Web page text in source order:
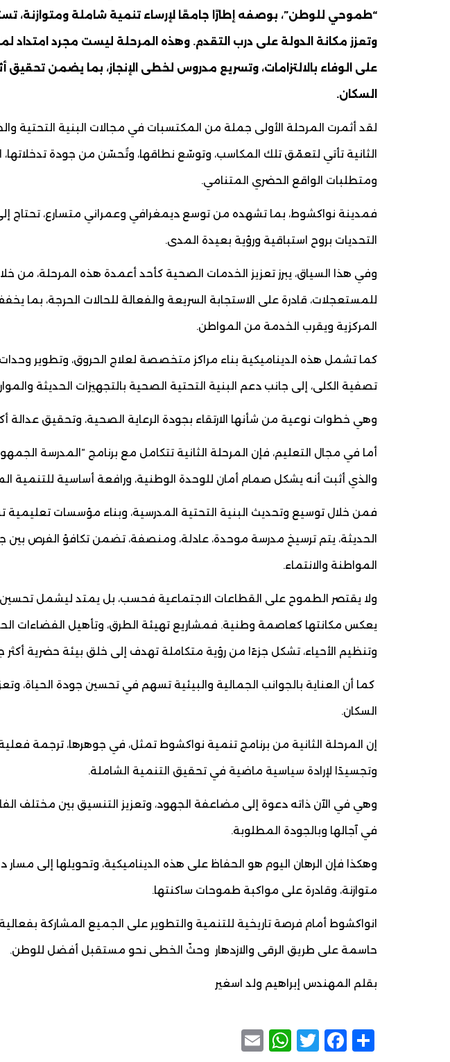
“طموحي للوطن”، بوصفه إطارًا جامعًا لإرساء تنمية شاملة ومتوازنة،
وتعزز مكانة الدولة على درب التقدم. وهذه المرحلة ليست مجرد امتداد
على الوفاء بالالتزامات، وتسريع مدروس لخطى الإنجاز، بما يضمن
السكان.
لقد أثمرت المرحلة الأولى جملة من المكتسبات في مجالات البنية التحتية
الثانية تأتي لتعمّق تلك المكاسب، وتوسّع نطاقها، وتُحسّن من جودة تدخلاتها،
ومتطلبات الواقع الحضري المتنامي.
فمدينة نواكشوط، بما تشهده من توسع ديمغرافي وعمراني متسارع، تحتاج
التحديات بروح استباقية ورؤية بعيدة المدى.
وفي هذا السياق، يبرز تعزيز الخدمات الصحية كأحد أعمدة هذه المرحلة، من
للمستعجلات، قادرة على الاستجابة السريعة والفعالة للحالات الحرجة،
المركزية ويقرب الخدمة من المواطن.
كما تشمل هذه الديناميكية بناء مراكز متخصصة لعلاج الحروق، وتطوير وحدات
تصفية الكلى، إلى جانب دعم البنية التحتية الصحية بالتجهيزات الحديثة
وهي خطوات نوعية من شأنها الارتقاء بجودة الرعاية الصحية، وتحقيق عدالة
أما في مجال التعليم، فإن المرحلة الثانية تتكامل مع برنامج “المدرسة
والذي أثبت أنه يشكل صمام أمان للوحدة الوطنية، ورافعة أساسية للتنمية
فمن خلال توسيع وتحديث البنية التحتية المدرسية، وبناء مؤسسات تعليمية
الحديثة، يتم ترسيخ مدرسة موحدة، عادلة، ومنصفة، تضمن تكافؤ الفرص بين
المواطنة والانتماء.
ولا يقتصر الطموح على القطاعات الاجتماعية فحسب، بل يمتد ليشمل تحسين
يعكس مكانتها كعاصمة وطنية. فمشاريع تهيئة الطرق، وتأهيل الفضاءات
وتنظيم الأحياء، تشكل جزءًا من رؤية متكاملة تهدف إلى خلق بيئة حضرية أكثر
كما أن العناية بالجوانب الجمالية والبيئية تسهم في تحسين جودة الحياة،
السكان.
إن المرحلة الثانية من برنامج تنمية نواكشوط تمثل، في جوهرها، ترجمة
وتجسيدًا لإرادة سياسية ماضية في تحقيق التنمية الشاملة.
وهي في الآن ذاته دعوة إلى مضاعفة الجهود، وتعزيز التنسيق بين مختلف
في آجالها وبالجودة المطلوبة.
وهكذا فإن الرهان اليوم هو الحفاظ على هذه الديناميكية، وتحويلها إلى
متوازنة، وقادرة على مواكبة طموحات ساكنتها.
انواكشوط أمام فرصة تاريخية للتنمية والتطوير على الجميع المشاركة
حاسمة على طريق الرقى والازدهار وحثّ الخطى نحو مستقبل أفضل للوطن.
بقلم المهندس إبراهيم ولد اسغير
Share
Facebook
Twitter
WhatsApp